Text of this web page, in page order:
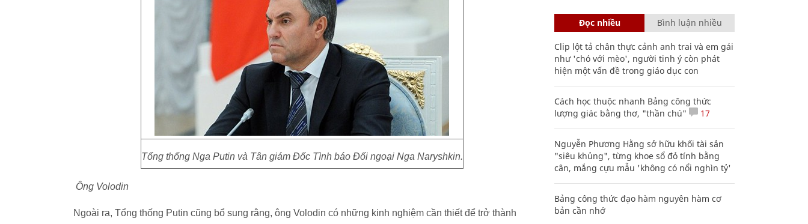
Tổng thống Nga Putin và Tân giám Đốc Tình báo Đối ngoại Nga Naryshkin.
Ông Volodin
Ngoài ra, Tổng thống Putin cũng bổ sung rằng, ông Volodin có những kinh nghiệm cần thiết để trở thành
Đọc nhiều Bình luận nhiều
Clip lột tả chân thực cảnh anh trai và em gái
như 'chó với mèo', người tinh ý còn phát
hiện một vấn đề trong giáo dục con
Cách học thuộc nhanh Bảng công thức
lượng giác bằng thơ, "thần chú"
17
Nguyễn Phương Hằng sở hữu khối tài sản
"siêu khủng", từng khoe sổ đỏ tính bằng
cân, mắng cựu mẫu 'không có nổi nghìn tỷ'
Bảng công thức đạo hàm nguyên hàm cơ
bản cần nhớ